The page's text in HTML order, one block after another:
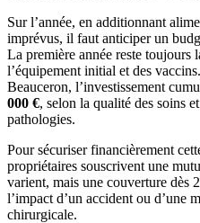
Sur l’année, en additionnant
imprévus, il faut anticiper un
La première année reste toujours
l’équipement initial et des
Beauceron, l’investissement
000 €, selon la qualité des soins
pathologies.
Pour sécuriser financièrement
propriétaires souscrivent une
varient, mais une couverture dès
l’impact d’un accident ou d’une
chirurgicale.